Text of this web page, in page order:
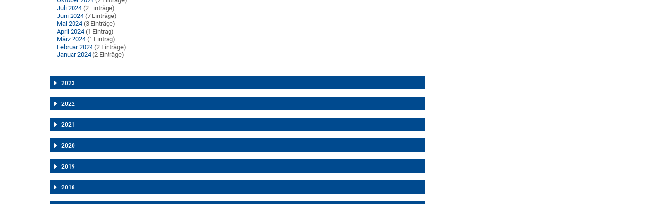
Juli 2024 (2 Einträge)
Juni 2024 (7 Einträge)
Mai 2024 (3 Einträge)
April 2024 (1 Eintrag)
März 2024 (1 Eintrag)
Februar 2024 (2 Einträge)
Januar 2024 (2 Einträge)
2023
2022
2021
2020
2019
2018